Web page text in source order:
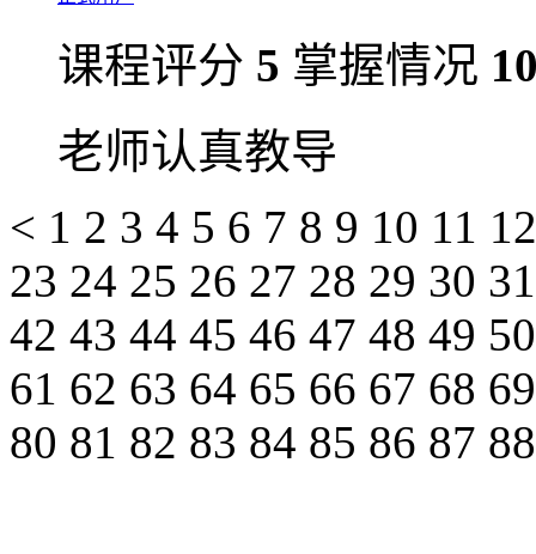
课程评分 5 掌握情况
老师认真教导
< 1 2 3 4 5 6 7 8 9 10 11
23 24 25 26 27 28 29 30
42 43 44 45 46 47 48 49
61 62 63 64 65 66 67 68
80 81 82 83 84 85 86 87